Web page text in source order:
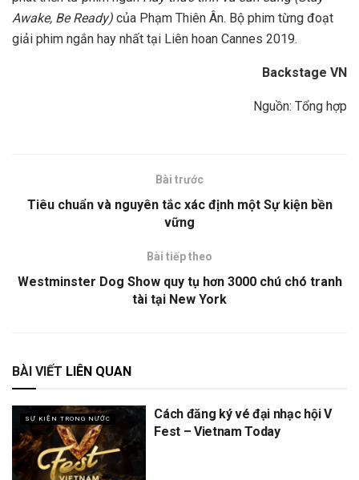
Awake, Be Ready) của Phạm Thiên Ân. Bộ phim từng đoạt
giải phim ngắn hay nhất tại Liên hoan Cannes 2019.
Backstage VN
Nguồn: Tổng hợp
Bài trước
Tiêu chuẩn và nguyên tắc xác định một Sự kiện bền
vững
Bài tiếp theo
Westminster Dog Show quy tụ hơn 3000 chú chó tranh
tài tại New York
BÀI VIẾT LIÊN QUAN
SỰ KIỆN TRONG NƯỚC
Cách đăng ký vé đại nhạc hội V
Fest – Vietnam Today